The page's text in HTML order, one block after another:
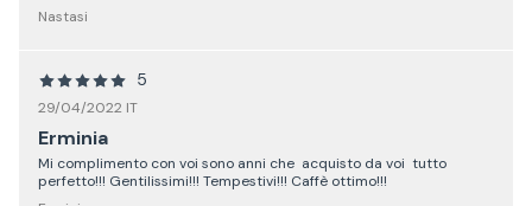
Nastasi
5
29/04/2022 IT
Erminia
Mi complimento con voi sono anni che acquisto da voi tutto
perfetto!!! Gentilissimi!!! Tempestivi!!! Caffè ottimo!!!